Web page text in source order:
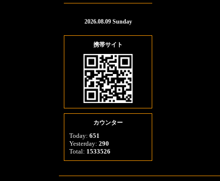
2026.08.09 Sunday
携帯サイト
カウンター
Today: 651
Yesterday: 290
Total: 1533526